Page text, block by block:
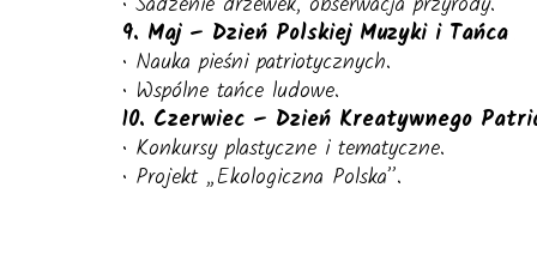
9. Maj – Dzień Polskiej Muzyki i Tańca
• Nauka pieśni patriotycznych.
• Wspólne tańce ludowe.
10. Czerwiec – Dzień Kreatywnego
• Konkursy plastyczne i tematyczne.
• Projekt „Ekologiczna Polska”.